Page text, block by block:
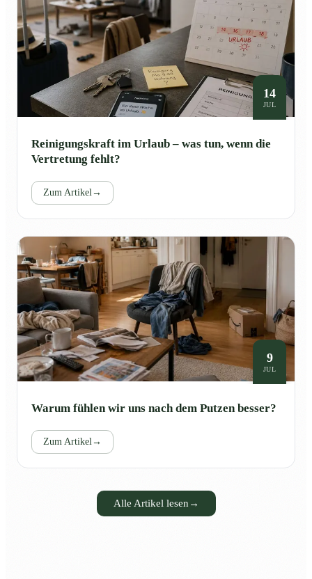
14
JUL
Reinigungskraft im Urlaub – was tun, wenn die
Vertretung fehlt?
Zum Artikel→
9
JUL
Warum fühlen wir uns nach dem Putzen besser?
Zum Artikel→
Alle Artikel lesen →